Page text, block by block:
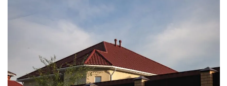
Смотреть проект